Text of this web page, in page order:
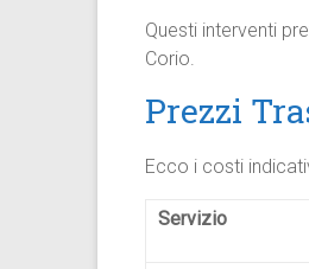
Questi interventi
Corio.
Prezzi
Ecco i costi
Servizio